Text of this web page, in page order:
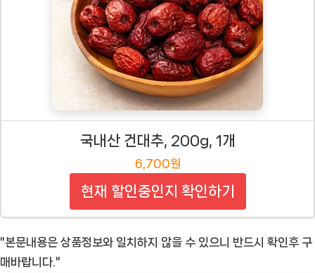
국내산 건대추, 200g, 1개
6,700원
현재 할인중인지 확인하기
"본문내용은 상품정보와 일치하지 않을 수 있으니 반드시 확인후 구
매바랍니다."